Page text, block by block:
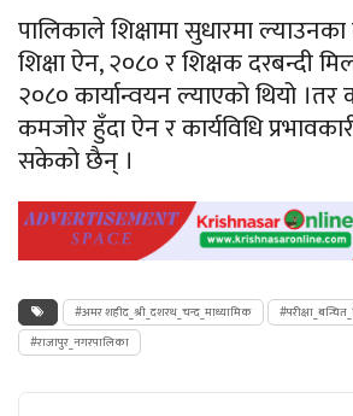
पालिकाले शिक्षामा सुधारमा
शिक्षा ऐन, २०८० र शिक्षक दरबन्दी
२०८० कार्यान्वयन ल्याएको थियो ।तर
कमजोर हुँदा ऐन र कार्यविधि
सकेको छैन् ।
#अमर शहीद_श्री_दशरथ_चन्द_माध्यामिक
#राजापुर_नगरपालिका